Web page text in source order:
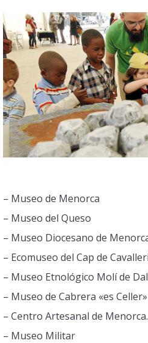
– Museo de Menorca
– Museo del Queso
– Museo Diocesano de
– Ecomuseo del Cap de
– Museo Etnológico Molí de
– Museo de Cabrera «es Celler»
– Centro Artesanal de
– Museo Militar